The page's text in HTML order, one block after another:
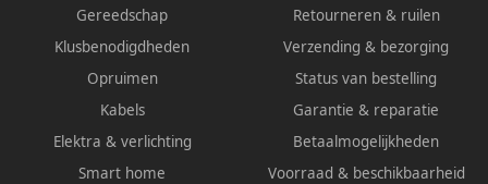
Gereedschap
Klusbenodigdheden
Opruimen
Kabels
Elektra & verlichting
Smart home
Retourneren & ruilen
Verzending & bezorging
Status van bestelling
Garantie & reparatie
Betaalmogelijkheden
Voorraad & beschikbaarheid